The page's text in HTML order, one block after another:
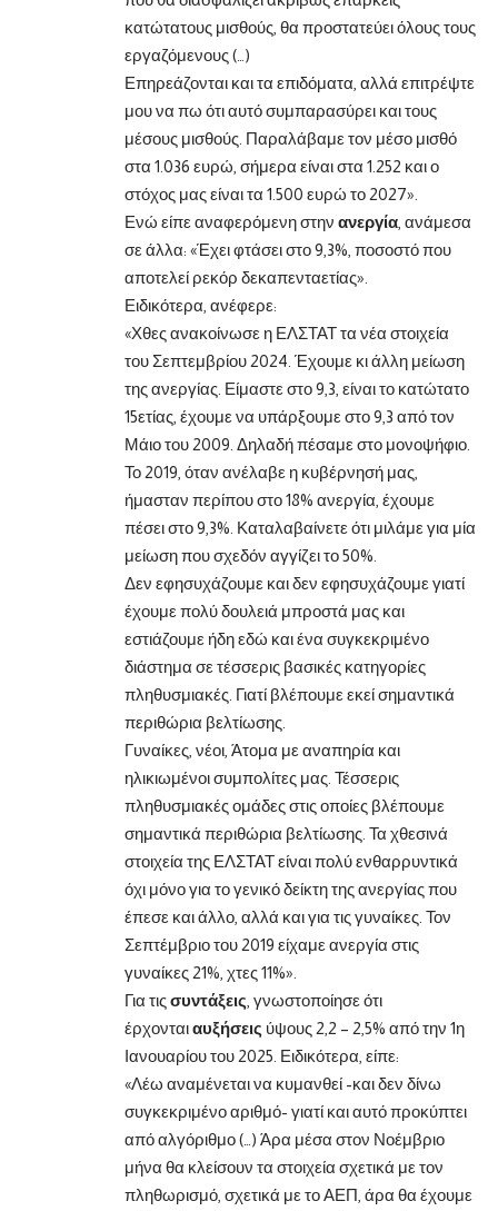
κατώτατους μισθούς, θα προστατεύει όλους τους
εργαζόμενους (…)
Επηρεάζονται και τα επιδόματα, αλλά επιτρέψτε
μου να πω ότι αυτό συμπαρασύρει και τους
μέσους μισθούς. Παραλάβαμε τον μέσο μισθό
στα 1.036 ευρώ, σήμερα είναι στα 1.252 και ο
στόχος μας είναι τα 1.500 ευρώ το 2027».
Ενώ είπε αναφερόμενη στην ανεργία , ανάμεσα
σε άλλα: «Έχει φτάσει στο 9,3%, ποσοστό που
αποτελεί ρεκόρ δεκαπενταετίας».
Ειδικότερα, ανέφερε:
«Χθες ανακοίνωσε η ΕΛΣΤΑΤ τα νέα στοιχεία
του Σεπτεμβρίου 2024. Έχουμε κι άλλη μείωση
της ανεργίας. Είμαστε στο 9,3, είναι το κατώτατο
15ετίας, έχουμε να υπάρξουμε στο 9,3 από τον
Μάιο του 2009. Δηλαδή πέσαμε στο μονοψήφιο.
Το 2019, όταν ανέλαβε η κυβέρνησή μας,
ήμασταν περίπου στο 18% ανεργία, έχουμε
πέσει στο 9,3%. Καταλαβαίνετε ότι μιλάμε για μία
μείωση που σχεδόν αγγίζει το 50%.
Δεν εφησυχάζουμε και δεν εφησυχάζουμε γιατί
έχουμε πολύ δουλειά μπροστά μας και
εστιάζουμε ήδη εδώ και ένα συγκεκριμένο
διάστημα σε τέσσερις βασικές κατηγορίες
πληθυσμιακές. Γιατί βλέπουμε εκεί σημαντικά
περιθώρια βελτίωσης.
Γυναίκες, νέοι, Άτομα με αναπηρία και
ηλικιωμένοι συμπολίτες μας. Τέσσερις
πληθυσμιακές ομάδες στις οποίες βλέπουμε
σημαντικά περιθώρια βελτίωσης. Τα χθεσινά
στοιχεία της ΕΛΣΤΑΤ είναι πολύ ενθαρρυντικά
όχι μόνο για το γενικό δείκτη της ανεργίας που
έπεσε και άλλο, αλλά και για τις γυναίκες. Τον
Σεπτέμβριο του 2019 είχαμε ανεργία στις
γυναίκες 21%, χτες 11%».
Για τιςσυντάξεις , γνωστοποίησε ότι
έρχονταιαυξήσεις ύψους 2,2 – 2,5% από την 1η
Ιανουαρίου του 2025. Ειδικότερα, είπε:
«Λέω αναμένεται να κυμανθεί -και δεν δίνω
συγκεκριμένο αριθμό- γιατί και αυτό προκύπτει
από αλγόριθμο (…) Άρα μέσα στον Νοέμβριο
μήνα θα κλείσουν τα στοιχεία σχετικά με τον
πληθωρισμό, σχετικά με το ΑΕΠ, άρα θα έχουμε